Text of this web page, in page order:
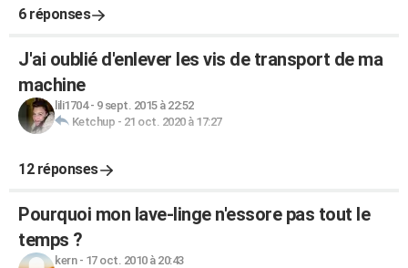
6 réponses
J'ai oublié d'enlever les vis de transport de ma
machine
lili1704- 9 sept. 2015 à 22:52
Ketchup - 21 oct. 2020 à 17:27
12 réponses
Pourquoi mon lave-linge n'essore pas tout le
temps ?
kern- 17 oct. 2010 à 20:43